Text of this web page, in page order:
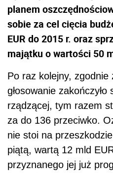
planem
sobie za cel cięcia
EUR do 2015 r. oraz
majątku o wartości 50
Po raz kolejny, zgodnie
głosowanie
rządzącej, tym razem
za do 136 przeciwko.
nie stoi na
piątą, wartą 12 mld
przyznanego jej już